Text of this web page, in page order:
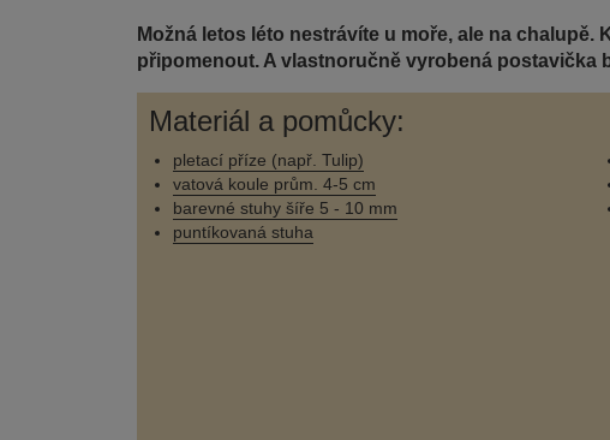
Možná letos léto nestrávíte u moře, ale na
připomenout. A vlastnoručně vyrobená postavička
Materiál a pomůcky:
pletací příze (např. Tulip)
vatová koule prům. 4-5 cm
barevné stuhy šíře 5 - 10 mm
puntíkovaná stuha